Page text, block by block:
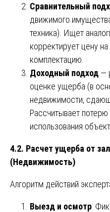
Сравнительный
движимого
техника). Ищет
корректирует цену
комплектацию.
Доходный подход —
оценке ущерба (в
недвижимости,
Рассчитывает
использования
4.2. Расчет ущерба от
(Недвижимость)
Алгоритм действий
Выезд и осмотр: